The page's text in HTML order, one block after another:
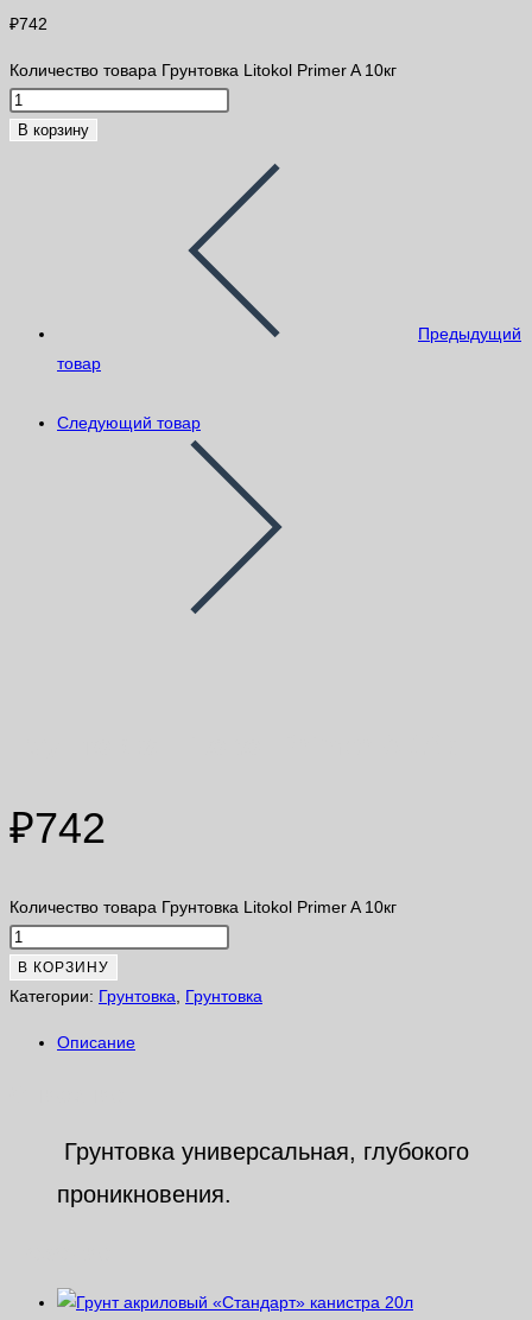
₽742
Количество товара Грунтовка Litokol Primer A 10кг
В корзину
Предыдущий
товар
Следующий товар
₽742
Количество товара Грунтовка Litokol Primer A 10кг
В КОРЗИНУ
Категории: Грунтовка Грунтовка
Описание
Грунтовка универсальная, глубокого
проникновения.